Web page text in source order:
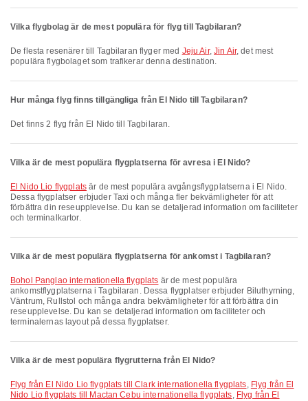
Vilka flygbolag är de mest populära för flyg till Tagbilaran?
De flesta resenärer till Tagbilaran flyger med Jeju Air, Jin Air, det mest
populära flygbolaget som trafikerar denna destination.
Hur många flyg finns tillgängliga från El Nido till Tagbilaran?
Det finns 2 flyg från El Nido till Tagbilaran.
Vilka är de mest populära flygplatserna för avresa i El Nido?
El Nido Lio flygplatsär de mest populära avgångsflygplatserna i El Nido.
Dessa flygplatser erbjuder Taxi och många fler bekvämligheter för att
förbättra din reseupplevelse. Du kan se detaljerad information om faciliteter
och terminalkartor.
Vilka är de mest populära flygplatserna för ankomst i Tagbilaran?
Bohol Panglao internationella flygplats är de mest populära
ankomstflygplatserna i Tagbilaran. Dessa flygplatser erbjuder Biluthyrning,
Väntrum, Rullstol och många andra bekvämligheter för att förbättra din
reseupplevelse. Du kan se detaljerad information om faciliteter och
terminalernas layout på dessa flygplatser.
Vilka är de mest populära flygrutterna från El Nido?
Flyg från El Nido Lio flygplats till Clark internationella flygplats, Flyg från El
Nido Lio flygplats till Mactan Cebu internationella flygplats, Flyg från El